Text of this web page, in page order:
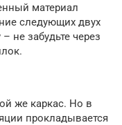
материал
следующих двух
не забудьте через
же каркас. Но в
прокладывается